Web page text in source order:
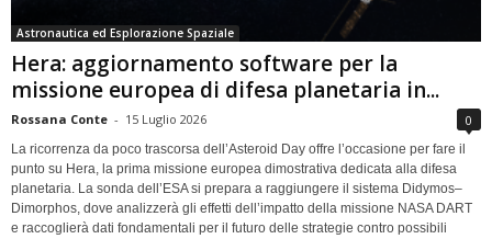
Astronautica ed Esplorazione Spaziale
Hera: aggiornamento software per la
missione europea di difesa planetaria in...
Rossana Conte - 15 Luglio 2026 0
La ricorrenza da poco trascorsa dell’Asteroid Day offre l’occasione per fare il
punto su Hera, la prima missione europea dimostrativa dedicata alla difesa
planetaria. La sonda dell’ESA si prepara a raggiungere il sistema Didymos–
Dimorphos, dove analizzerà gli effetti dell’impatto della missione NASA DART
e raccoglierà dati fondamentali per il futuro delle strategie contro possibili